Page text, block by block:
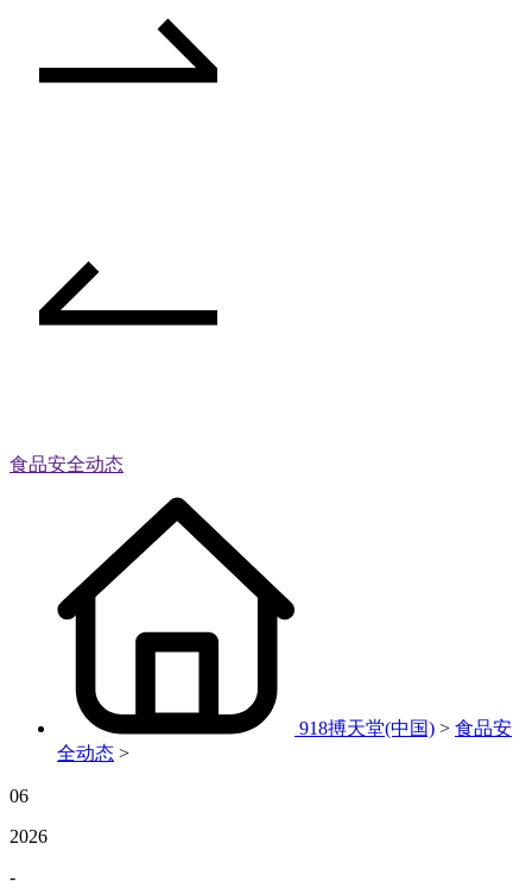
食品安全动态
918搏天堂(中国) > 食品安
全动态 >
06
2026
-